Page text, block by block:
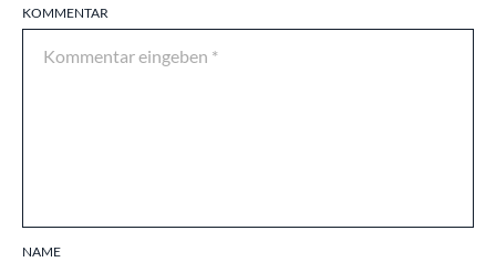
KOMMENTAR
NAME